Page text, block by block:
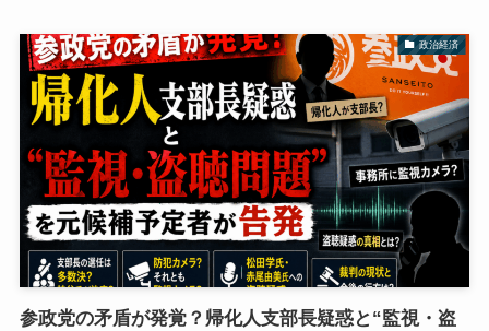
政治経済
参政党の矛盾が発覚？帰化人支部長疑惑と“監視・盗